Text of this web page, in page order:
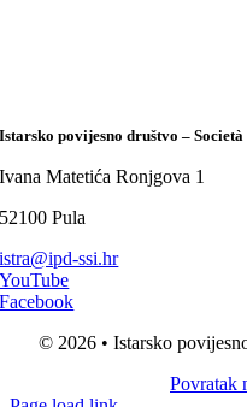
Istarsko povijesno društvo –
Ivana Matetića Ronjgova 1
52100 Pula
istra@ipd-ssi.hr
YouTube
Facebook
© 2026 • Istarsko
Povratak